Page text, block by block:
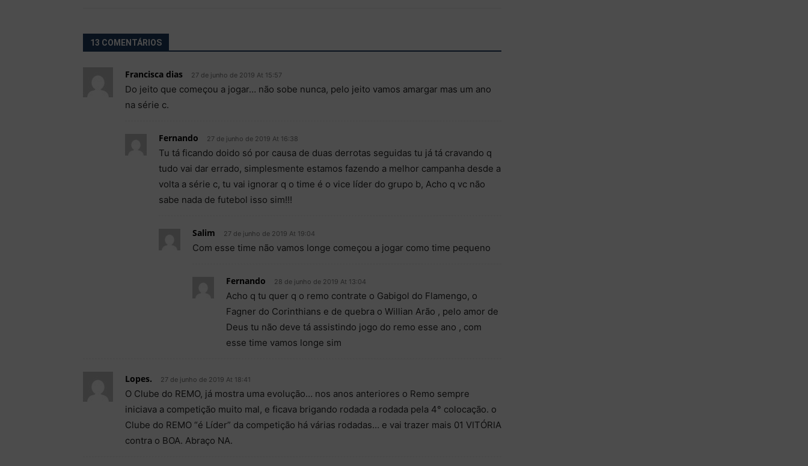
13 COMENTÁRIOS
Francisca dias 27 de junho de 2019 At 15:57
Do jeito que começou a jogar… não sobe nunca, pelo jeito vamos amargar mas um ano
na série c.
Fernando 27 de junho de 2019 At 16:38
Tu tá ficando doido só por causa de duas derrotas seguidas tu já tá cravando q
tudo vai dar errado, simplesmente estamos fazendo a melhor campanha desde a
volta a série c, tu vai ignorar q o time é o vice líder do grupo b, Acho q vc não
sabe nada de futebol isso sim!!!
Salim 27 de junho de 2019 At 19:04
Com esse time não vamos longe começou a jogar como time pequeno
Fernando 28 de junho de 2019 At 13:04
Acho q tu quer q o remo contrate o Gabigol do Flamengo, o
Fagner do Corinthians e de quebra o Willian Arão , pelo amor de
Deus tu não deve tá assistindo jogo do remo esse ano , com
esse time vamos longe sim
Lopes. 27 de junho de 2019 At 18:41
O Clube do REMO, já mostra uma evolução… nos anos anteriores o Remo sempre
iniciava a competição muito mal, e ficava brigando rodada a rodada pela 4° colocação. o
Clube do REMO “é Líder” da competição há várias rodadas… e vai trazer mais 01 VITÓRIA
contra o BOA. Abraço NA.